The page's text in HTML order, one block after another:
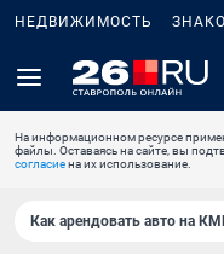
НЕДВИЖИМОСТЬ
На информационном ресурсе
файлы. Оставаясь на сайте, вы
согласиена их использование.
Как арендовать авто на